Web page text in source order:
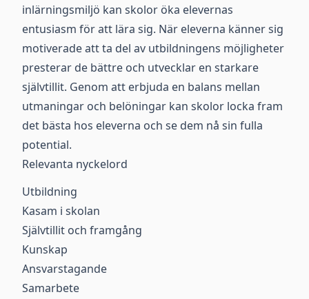
inlärningsmiljö kan skolor öka elevernas
entusiasm för att lära sig. När eleverna känner sig
motiverade att ta del av utbildningens möjligheter
presterar de bättre och utvecklar en starkare
självtillit. Genom att erbjuda en balans mellan
utmaningar och belöningar kan skolor locka fram
det bästa hos eleverna och se dem nå sin fulla
potential.
Relevanta nyckelord
Utbildning
Kasam i skolan
Självtillit och framgång
Kunskap
Ansvarstagande
Samarbete